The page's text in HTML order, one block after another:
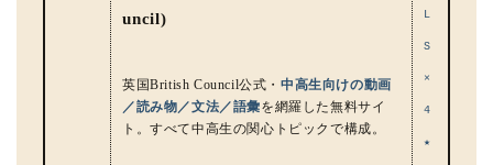
uncil)
英国British Council公式・ 中高生向けの動画
／読み物／文法／語彙を網羅した無料サイ
ト。すべて中高生の関心トピックで構成。
L
S
×
4
★